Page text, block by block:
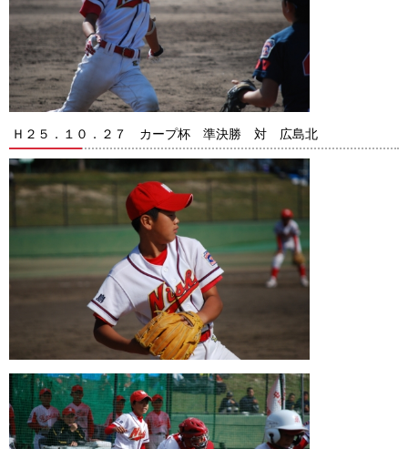
Ｈ２５．１０．２７ カープ杯 準決勝 対 広島北